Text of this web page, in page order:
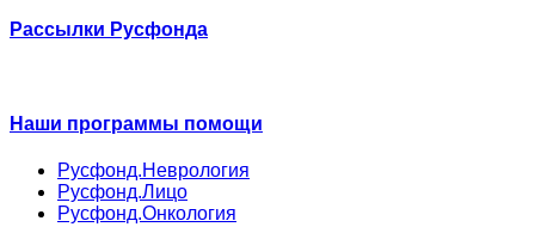
Рассылки Русфонда
Наши программы помощи
Русфонд.Неврология
Русфонд.Лицо
Русфонд.Онкология